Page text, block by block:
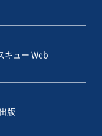
キュー Web
版